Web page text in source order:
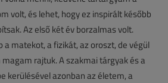
volt, és lehet, hogy ez inspirált később
Az első két év borzalmas volt.
matekot, a fizikát, az oroszt, de végül
rajtuk. A szakmai tárgyak és a
kerülésével azonban az életem, a